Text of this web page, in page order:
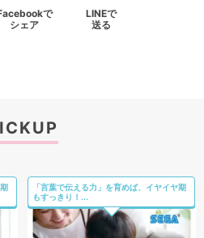
で
シェア
LINEで
送る
「言葉で伝える力」を育めば、イヤイヤ期
もすっきり！...